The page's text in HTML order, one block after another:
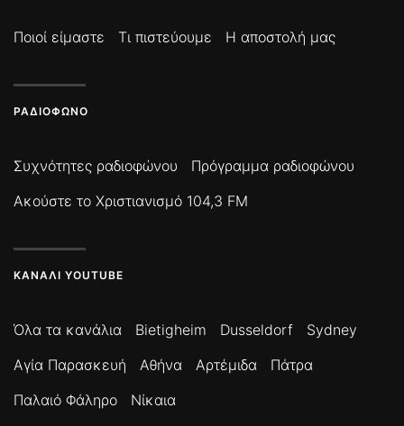
Ποιοί είμαστε Τι πιστεύουμε Η αποστολή μας
ΡΑΔΙΌΦΩΝΟ
Συχνότητες ραδιοφώνου
Πρόγραμμα ραδιοφώνου
Ακούστε το Χριστιανισμό 104,3 FM
ΚΑΝΆΛΙ YOUTUBE
Όλα τα κανάλια Bietigheim Dusseldorf
Sydney
Αγία Παρασκευή
Αθήνα Αρτέμιδα
Πάτρα
Παλαιό Φάληρο
Νίκαια